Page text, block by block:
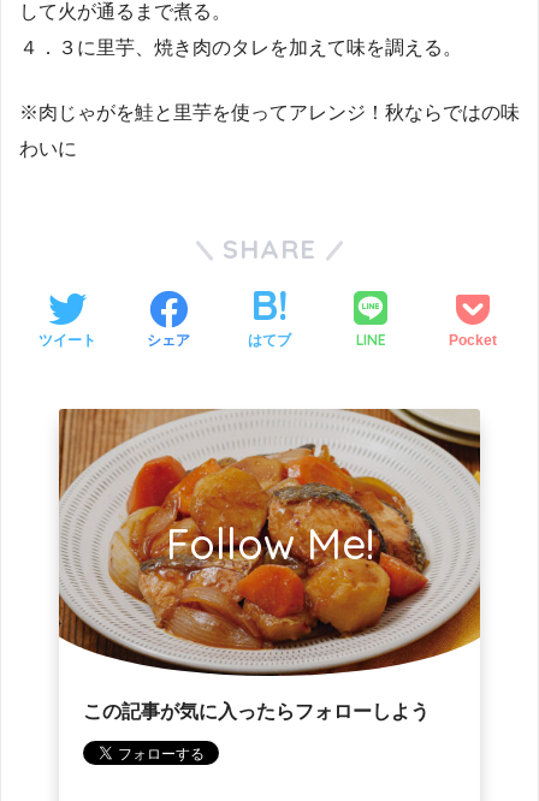
して火が通るまで煮る。
４．３に里芋、焼き肉のタレを加えて味を調える。
※肉じゃがを鮭と里芋を使ってアレンジ！秋ならではの味
わいに
SHARE
ツイート シェア はてブ LINE Pocket
Follow Me!
この記事が気に入ったらフォローしよう